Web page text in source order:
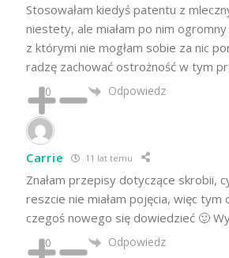
Stosowałam kiedyś patentu z
niestety, ale miałam po nim
z którymi nie mogłam sobie za nic
radzę zachować ostrożność w tym
0 Odpowiedz
Carrie 11 lat temu
Znałam przepisy dotyczące skrobii,
reszcie nie miałam pojęcia, więc tym
czegoś nowego się dowiedzieć 🙂
0 Odpowiedz